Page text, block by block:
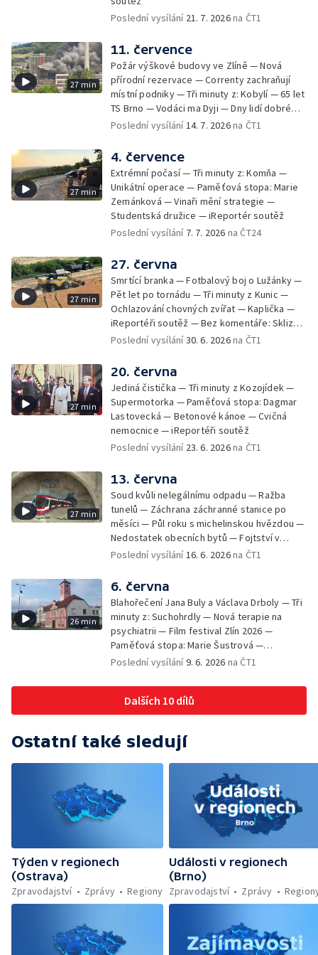
Poslední vysílání 21. 7. 2026na ČT1
27 min
11. července
Požár výškové budovy ve Zlíně — Nová
přírodní rezervace — Correnty zachraňují
místní podniky — Tři minuty z: Kobylí — 65 let
TS Brno — Vodáci ma Dyji — Dny lidí dobré
vůle — iReportéři soutěž
Poslední vysílání 14. 7. 2026na ČT1
27 min
4. července
Extrémní počasí — Tři minuty z: Komňa —
Unikátní operace — Paměťová stopa: Marie
Zemánková — Vinaři mění strategie —
Studentská družice — iReportér soutěž
Poslední vysílání 7. 7. 2026 na ČT24
27 min
27. června
Smrtící branka — Fotbalový boj o Lužánky —
Pět let po tornádu — Tři minuty z Kunic —
Ochlazování chovných zvířat — Kaplička —
iReportéři soutěž — Bez komentáře: Sklizeň
obilí v Bulharech
Poslední vysílání30. 6. 2026na ČT1
27 min
20. června
Jediná čistička — Tři minuty z Kozojídek —
Supermotorka — Paměťová stopa: Dagmar
Lastovecká — Betonové kánoe — Cvičná
nemocnice — iReportéři soutěž
Poslední vysílání 23. 6. 2026na ČT1
27 min
13. června
Soud kvůli nelegálnímu odpadu — Ražba
tunelů — Záchrana záchranné stanice po
měsíci — Půl roku s michelinskou hvězdou —
Nedostatek obecních bytů — Fojtství v
Jasenné — iReportéři soutěž
Poslední vysílání 16. 6. 2026na ČT1
26 min
6. června
Blahořečení Jana Buly a Václava Drboly — Tři
minuty z: Suchohrdly — Nová terapie na
psychiatrii — Film festival Zlín 2026 —
Paměťová stopa: Marie Šustrová —
iReportéři soutěž — Bez komentáře:
Poslední vysílání9. 6. 2026 na ČT1
Dalších 10 dílů
Ostatní také sledují
Týden v regionech
(Ostrava)
Zpravodajství
Zprávy Regiony
Události v regionech
(Brno)
Zpravodajství
Zprávy